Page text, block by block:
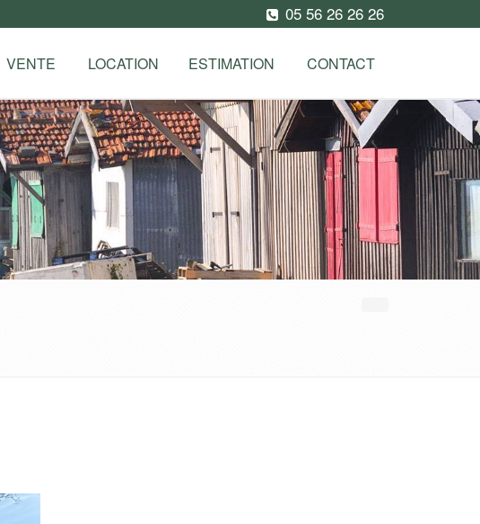
05 56 26 26 26
VENTE LOCATION ESTIMATION CONTACT